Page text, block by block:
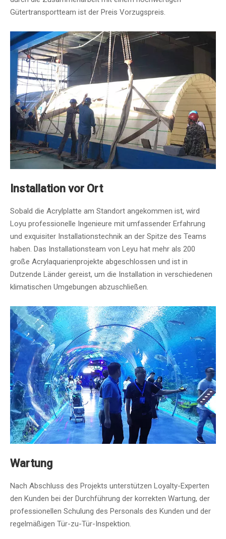
Gütertransportteam ist der Preis Vorzugspreis.
Installation vor Ort
Sobald die Acrylplatte am Standort angekommen ist, wird
Loyu professionelle Ingenieure mit umfassender Erfahrung
und exquisiter Installationstechnik an der Spitze des Teams
haben. Das Installationsteam von Leyu hat mehr als 200
große Acrylaquarienprojekte abgeschlossen und ist in
Dutzende Länder gereist, um die Installation in verschiedenen
klimatischen Umgebungen abzuschließen.
Wartung
Nach Abschluss des Projekts unterstützen Loyalty-Experten
den Kunden bei der Durchführung der korrekten Wartung, der
professionellen Schulung des Personals des Kunden und der
regelmäßigen Tür-zu-Tür-Inspektion.